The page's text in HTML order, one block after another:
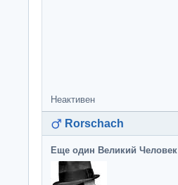
Неактивен
Rorschach
Еще один Великий Человек